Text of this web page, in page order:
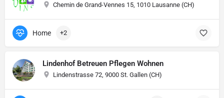
Chemin de Grand-Vennes 15, 1010 Lausanne (CH)
Home +2
Lindenhof Betreuen Pflegen Wohnen
Lindenstrasse 72, 9000 St. Gallen (CH)